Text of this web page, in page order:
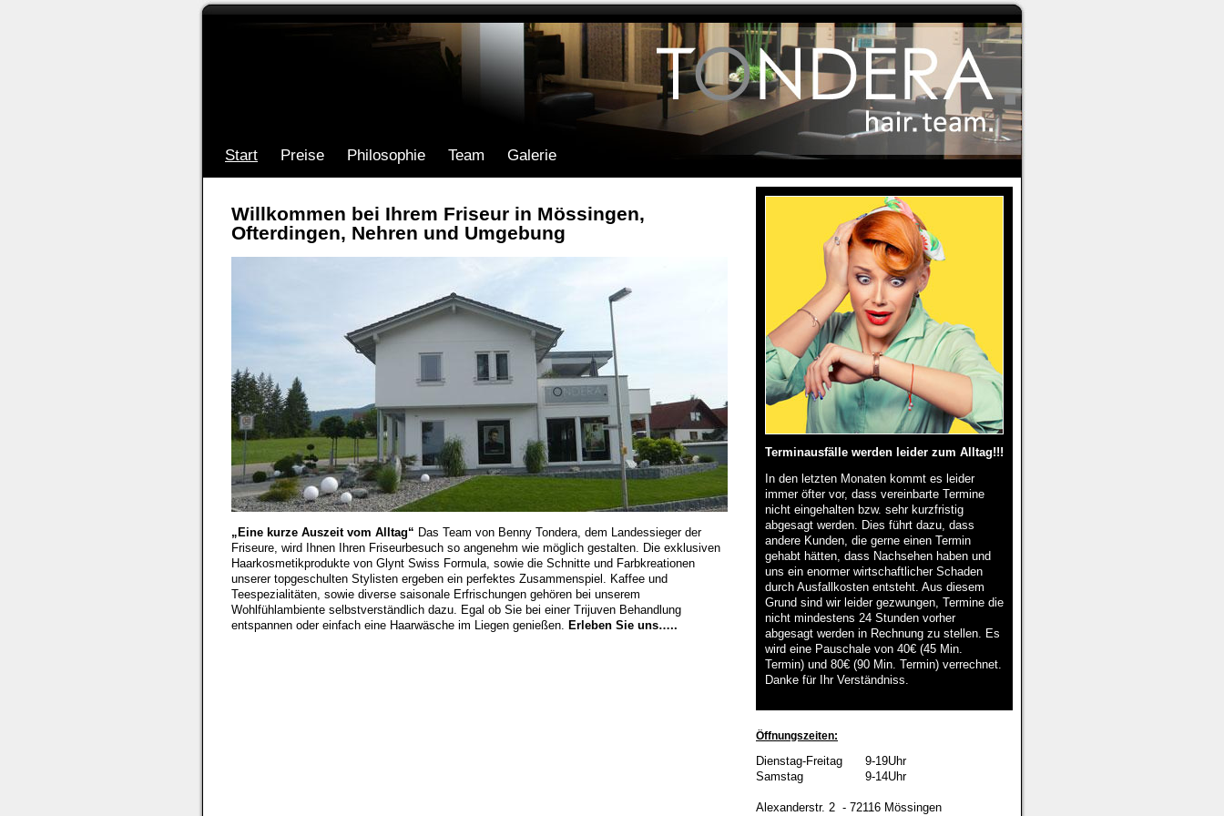
Start Preise Philosophie Team Galerie
Terminausfälle werden leider zum Alltag!!!
In den letzten Monaten kommt es leider
immer öfter vor, dass vereinbarte Termine
nicht eingehalten bzw. sehr kurzfristig
abgesagt werden. Dies führt dazu, dass
andere Kunden, die gerne einen Termin
gehabt hätten, dass Nachsehen haben und
uns ein enormer wirtschaftlicher Schaden
durch Ausfallkosten entsteht. Aus diesem
Grund sind wir leider gezwungen, Termine die
nicht mindestens 24 Stunden vorher
abgesagt werden in Rechnung zu stellen. Es
wird eine Pauschale von 40€ (45 Min.
Termin) und 80€ (90 Min. Termin) verrechnet.
Danke für Ihr Verständniss.
Öffnungszeiten:
Dienstag-Freitag
9-19Uhr
Samstag
9-14Uhr
Alexanderstr. 2 - 72116 Mössingen
Willkommen bei Ihrem Friseur in Mössingen,
Ofterdingen, Nehren und Umgebung
„Eine kurze Auszeit vom Alltag“ Das Team von Benny Tondera, dem Landessieger der
Friseure, wird Ihnen Ihren Friseurbesuch so angenehm wie möglich gestalten. Die exklusiven
Haarkosmetikprodukte von Glynt Swiss Formula, sowie die Schnitte und Farbkreationen
unserer topgeschulten Stylisten ergeben ein perfektes Zusammenspiel. Kaffee und
Teespezialitäten, sowie diverse saisonale Erfrischungen gehören bei unserem
Wohlfühlambiente selbstverständlich dazu. Egal ob Sie bei einer Trijuven Behandlung
entspannen oder einfach eine Haarwäsche im Liegen genießen. Erleben Sie uns…..